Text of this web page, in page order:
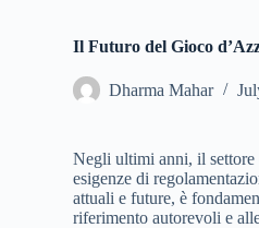
Il Futuro del Gioco
Dharma Mahar
Negli ultimi anni, il settore
esigenze di
attuali e future, è
riferimento autorevoli e